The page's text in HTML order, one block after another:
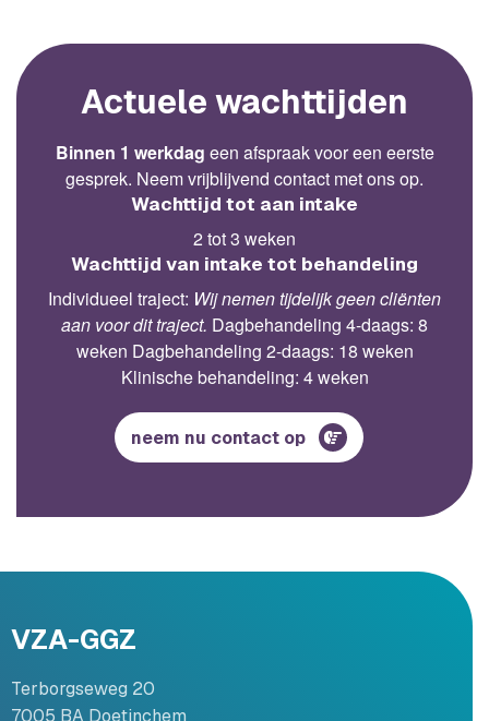
Actuele wachttijden
Binnen 1 werkdag een afspraak voor een eerste
gesprek. Neem vrijblijvend contact met ons op.
Wachttijd tot aan intake
2 tot 3 weken
Wachttijd van intake tot behandeling
Individueel traject: Wij nemen tijdelijk geen cliënten
aan voor dit traject. Dagbehandeling 4-daags: 8
weken Dagbehandeling 2-daags: 18 weken
Klinische behandeling: 4 weken
neem nu contact op
VZA-GGZ
Terborgseweg 20
7005 BA Doetinchem